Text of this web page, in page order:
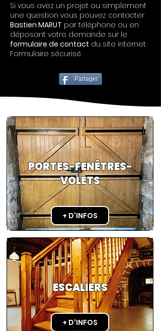
Si vous avez un projet ou simplement
une question vous pouvez contacter
Bastien MARUT par téléphone ou en
déposant votre demande sur le
formulaire de contact du site internet.
Formulaire sécurisé.
Partager
PORTES-FENÊTRES-
VOLETS
+ D'INFOS
ESCALIERS
+ D'INFOS